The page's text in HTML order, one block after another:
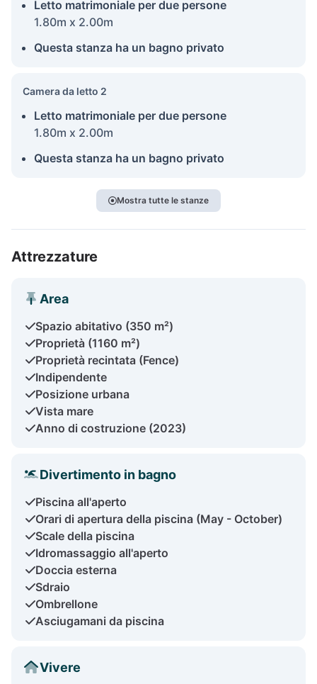
Letto matrimoniale per due persone
1.80m x 2.00m
Questa stanza ha un bagno privato
Camera da letto 2
Letto matrimoniale per due persone
1.80m x 2.00m
Questa stanza ha un bagno privato
Mostra tutte le stanze
Attrezzature
Area
Spazio abitativo (350 m²)
Proprietà (1160 m²)
Proprietà recintata (Fence)
Indipendente
Posizione urbana
Vista mare
Anno di costruzione (2023)
Divertimento in bagno
Piscina all'aperto
Orari di apertura della piscina (May - October)
Scale della piscina
Idromassaggio all'aperto
Doccia esterna
Sdraio
Ombrellone
Asciugamani da piscina
Vivere